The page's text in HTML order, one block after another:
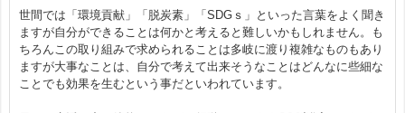
設置から運用
導入・発電量実績
世間では「環境貢献」「脱炭素」「SDGｓ」といった言葉をよく聞き
ますが自分ができることは何かと考えると難しいかもしれません。も
ちろんこの取り組みで求められることは多岐に渡り複雑なものもあり
ますが大事なことは、自分で考えて出来そうなことはどんなに些細な
ことでも効果を生むという事だといわれています。